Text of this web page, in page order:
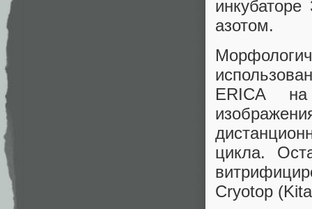
азотом.
ERICA на
цикла.
Cryotop